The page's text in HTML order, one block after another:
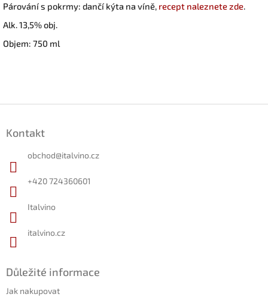
Párování s pokrmy: dančí kýta na víně, recept naleznete zde.
Alk. 13,5% obj.
Objem: 750 ml
Kontakt
obchod@italvino.cz
+420 724360601
Italvino
italvino.cz
Důležité informace
Jak nakupovat